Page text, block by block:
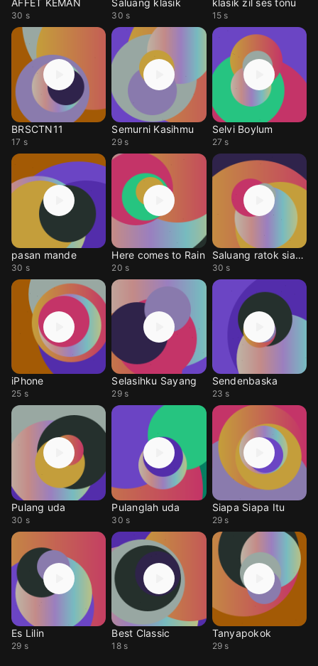
AFFET KEMAN
30 s
Saluang klasik
30 s
klasik zil ses tonu
15 s
BRSCTN11
17 s
Semurni Kasihmu
29 s
Selvi Boylum
27 s
pasan mande
30 s
Here comes to Rain
20 s
Saluang ratok sianok
30 s
iPhone
25 s
Selasihku Sayang
29 s
Sendenbaska
23 s
Pulang uda
30 s
Pulanglah uda
30 s
Siapa Siapa Itu
29 s
Es Lilin
29 s
Best Classic
18 s
Tanyapokok
29 s